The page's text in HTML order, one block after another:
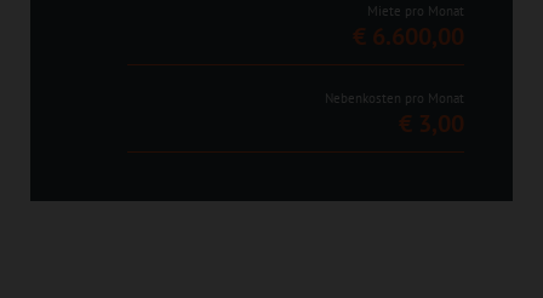
Miete pro Monat
€ 6.600,00
Nebenkosten pro Monat
€ 3,00